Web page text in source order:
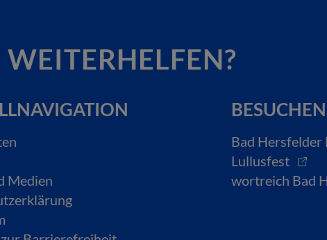
Medien
Bad Hersfelder
Lullusfest
wortreich Bad